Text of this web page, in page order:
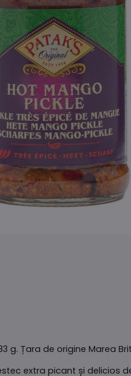
g. Țara de origine Marea
extra picant și